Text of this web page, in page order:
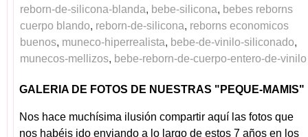
reborn-de-silicona-blanda, bebe-silicona, bebes reborns
cuerpo blando, reborn-de-silicona, reborns economicos
buenos, muneco-hiperrealista, bebe-de-vinilo-siliconado,
munecos-mellizos, bebe-reborn-de-cuerpo-entero-de-vinilo
GALERIA DE FOTOS DE NUESTRAS "PEQUE-MAMIS"
Nos hace muchísima ilusión compartir aquí las fotos que
nos habéis ido enviando a lo largo de estos 7 años en los